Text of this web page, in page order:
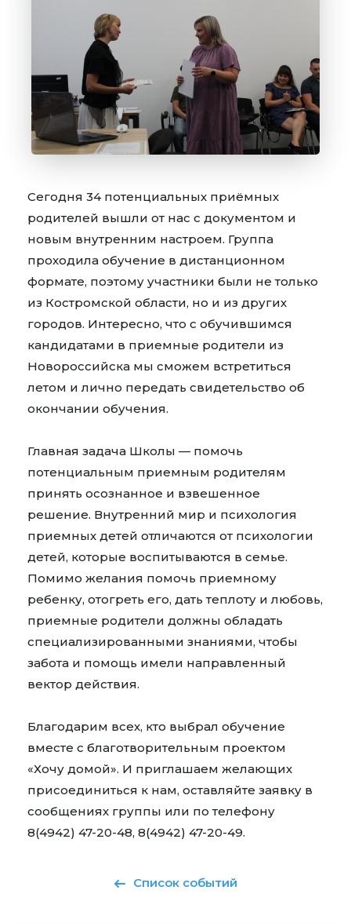
Сегодня 34 потенциальных приёмных
родителей вышли от нас с документом и
новым внутренним настроем. Группа
проходила обучение в дистанционном
формате, поэтому участники были не только
из Костромской области, но и из других
городов. Интересно, что с обучившимся
кандидатами в приемные родители из
Новороссийска мы сможем встретиться
летом и лично передать свидетельство об
окончании обучения.
Главная задача Школы — помочь
потенциальным приемным родителям
принять осознанное и взвешенное
решение. Внутренний мир и психология
приемных детей отличаются от психологии
детей, которые воспитываются в семье.
Помимо желания помочь приемному
ребенку, отогреть его, дать теплоту и любовь,
приемные родители должны обладать
специализированными знаниями, чтобы
забота и помощь имели направленный
вектор действия.
Благодарим всех, кто выбрал обучение
вместе с благотворительным проектом
«Хочу домой». И приглашаем желающих
присоединиться к нам, оставляйте заявку в
сообщениях группы или по телефону
8(4942) 47-20-48, 8(4942) 47-20-49.
Список событий